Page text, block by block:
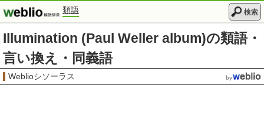
類語 検索
Illumination (Paul Weller album)の類語・
言い換え・同義語
Weblioシソーラス